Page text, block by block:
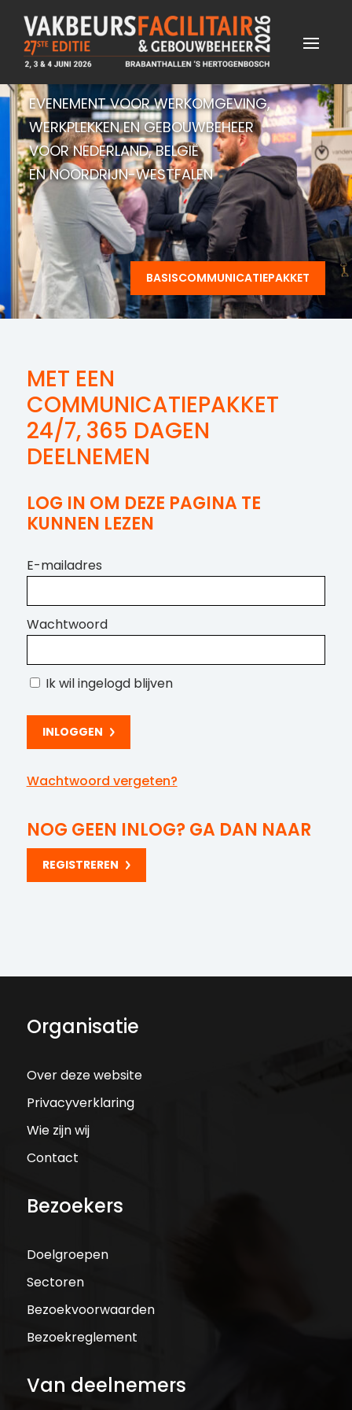
EVENEMENT VOOR WERKOMGEVING,
WERKPLEKKEN EN GEBOUWBEHEER
VOOR NEDERLAND, BELGIË
EN NOORDRIJN-WESTFALEN
BASISCOMMUNICATIEPAKKET
MET EEN
COMMUNICATIEPAKKET
24/7, 365 DAGEN
DEELNEMEN
LOG IN OM DEZE PAGINA TE
KUNNEN LEZEN
E-mailadres
Wachtwoord
Ik wil ingelogd blijven
Wachtwoord vergeten?
NOG GEEN INLOG? GA DAN NAAR
REGISTREREN
Organisatie
Over deze website
Privacyverklaring
Wie zijn wij
Contact
Bezoekers
Doelgroepen
Sectoren
Bezoekvoorwaarden
Bezoekreglement
Van deelnemers